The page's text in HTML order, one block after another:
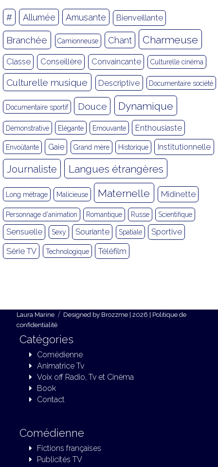
# Allumée Amusante Bienveillante
Branchée Camionneuse Chant Charmeuse
Classe Conseillère Convaincante Culturelle cinéma
Culturelle musique Descriptive Documentaire société
Documentaire sportif Douce Dynamique
Démonstrative Elégante Emouvante Enthousiaste
Envoûtante Gaie Grand mère Historique Institutionnelle
Journaliste Langues étrangères
Long métrage Malicieuse Maternelle Midinette
Personnage d'animation Romantique Russe Scientifique
Sensuelle Sexy Souriante Spatiale Sportive
Série TV Technologique Téléfilm
Laura Marine Designed by Brozzme | 2026 | Politique de
confidentialité
Catégories
Comédienne
Animatrice Tv
Voix off Radio, Tv et Cinéma
Book
Contact
Comédienne
Fictions françaises
Publicités TV